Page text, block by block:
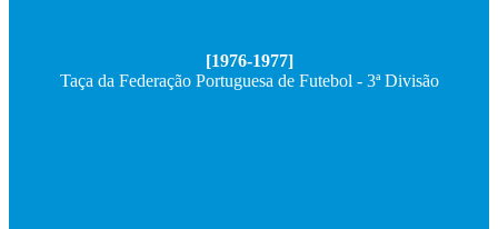
[1976-1977]
Taça da Federação Portuguesa de Futebol - 3ª Divisão